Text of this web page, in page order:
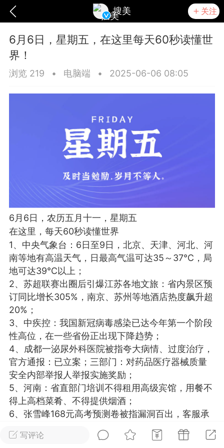
搜美 关注
爆汗熊 卡卡动能素 无创溶斑术
美业357 芯诗妍
每次200金币 点击购买
师 小熊水光
爆汗熊
脂
卡卡动能素
皇斯普拉雅
建术
爆款平台 Lv.8 靓号
加盟商
26 23:18
电脑端 美业资讯
闪充小白罐
本/双效闪充，养出紧致小白脸！一、项
充小白罐 = 闪充大白肌（仪器）× 草本
产品）×极光嫩肤啫喱（产品）这是一套
护...写评论
6月6日，星期五，在这里每天60秒读懂世
界！
浏览 219 • 电脑端 • 2025-06-06 08:05
6月6日，农历五月十一，星期五
在这里，每天60秒读懂世界
1、中央气象台：6日至9日，北京、天津、河北、河
南等地有高温天气，日最高气温可达35～37℃，局
地可达39℃以上；
2、苏超联赛出圈后引爆江苏各地文旅：省内景区预
订同比增长305%，南京、苏州等地酒店热度飙升超
20%；
3、中疾控：我国新冠病毒感染已达今年第一个阶段
性高位，在一些省份正出现下降趋势；
4、成都一泌尿外科医院被指夸大病情、过度治疗，
官方通报：已立案；三部门：对药品医疗器械质量
安全内部举报人举报实施奖励；
5、河南：省直部门培训不得租用高级宾馆，用餐不
得上高档菜肴、不得提供烟酒；
6、张雪峰168元高考预测卷被指漏洞百出，客服承
7、全球首个满级QQ即将诞生：拥有者继承其父账